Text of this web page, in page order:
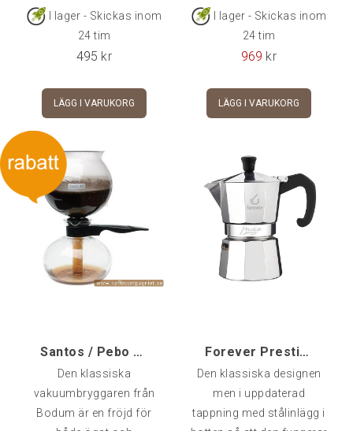
I lager - Skickas inom
24 tim
495 kr
LÄGG I VARUKORG
därför med ett högre tryck
än originalet.Kaffet får
från en riktig
espressomaskin.Mängden
2 lite mer rejäla espresso.
I lager - Skickas inom
24 tim
969 kr
LÄGG I VARUKORG
Santos / Pebo vakuumbryggare
Den klassiska
vakuumbryggaren från
Bodum är en fröjd för
Forever Prestige 3-kopp Mokabryggare Induktion
Den klassiska designen
men i uppdaterad
tappning med stålinlägg i